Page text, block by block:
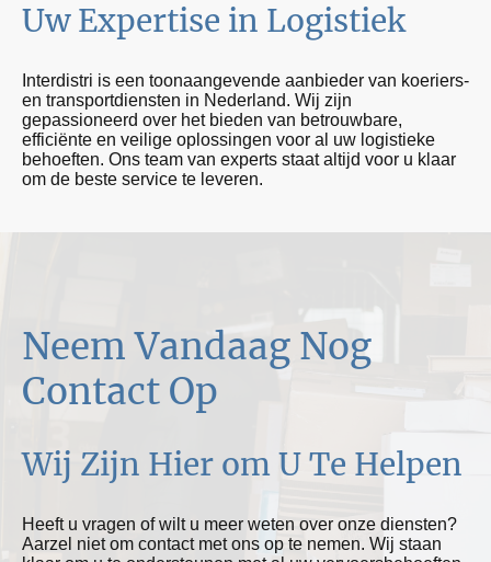
Uw Expertise in Logistiek
Interdistri is een toonaangevende aanbieder van koeriers-
en transportdiensten in Nederland. Wij zijn
gepassioneerd over het bieden van betrouwbare,
efficiënte en veilige oplossingen voor al uw logistieke
behoeften. Ons team van experts staat altijd voor u klaar
om de beste service te leveren.
Neem Vandaag Nog
Contact Op
Wij Zijn Hier om U Te Helpen
Heeft u vragen of wilt u meer weten over onze diensten?
Aarzel niet om contact met ons op te nemen. Wij staan